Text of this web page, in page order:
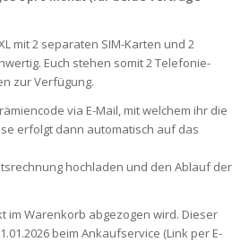
mit 2 separaten SIM-Karten und 2
Euch stehen somit 2 Telefonie-
zur Verfügung.
via E-Mail, mit welchem ihr die
erfolgt dann automatisch auf das
hochladen und den Ablauf der
im Warenkorb abgezogen wird. Dieser
beim Ankaufservice (Link per E-